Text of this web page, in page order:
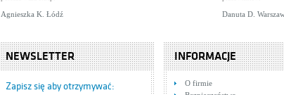
Agnieszka K. Łódź Danuta D.
NEWSLETTER
Zapisz się aby otrzymywać:
INFORMACJE
O firmie